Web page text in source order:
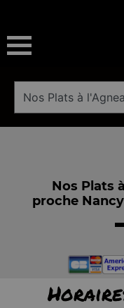
Nos Plats
proche